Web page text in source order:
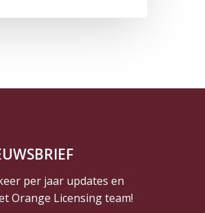
per jaar updates en
Orange Licensing team!